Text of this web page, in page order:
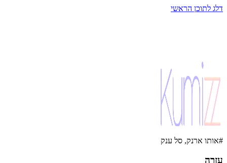
דלג לתוכן הראשי
#אותו ארנק, סל ענק
עזרה